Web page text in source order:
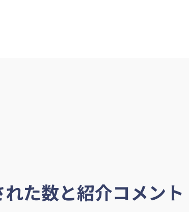
た数と紹介コメント